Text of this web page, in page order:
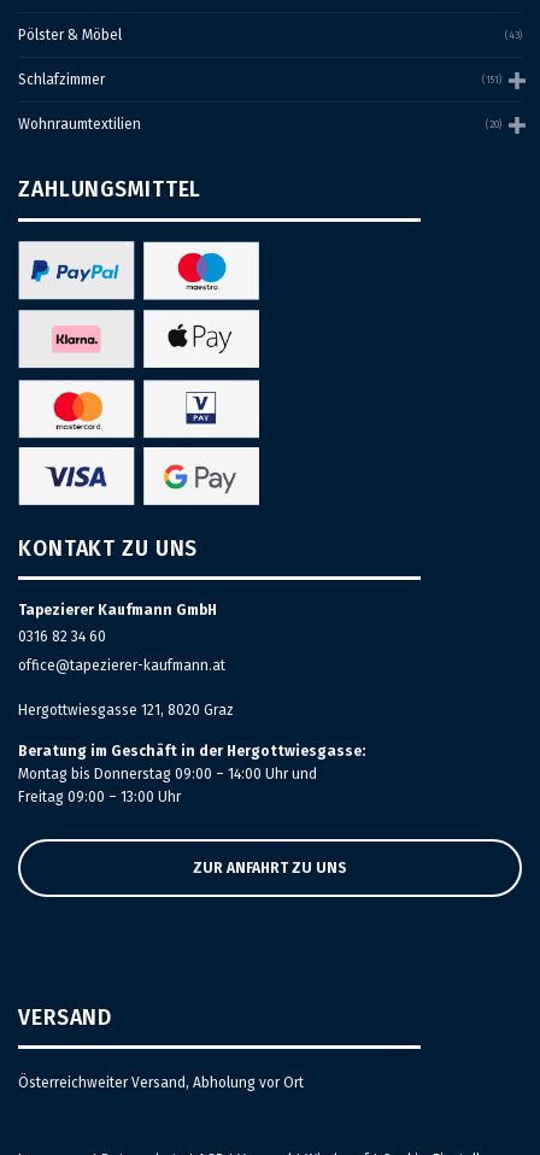
Pölster & Möbel (43)
Schlafzimmer (151)
Wohnraumtextilien (20)
ZAHLUNGSMITTEL
KONTAKT ZU UNS
Tapezierer Kaufmann GmbH
0316 82 34 60
office@tapezierer-kaufmann.at
Hergottwiesgasse 121, 8020 Graz
Beratung im Geschäft in der Hergottwiesgasse:
Montag bis Donnerstag 09:00 – 14:00 Uhr und
Freitag 09:00 – 13:00 Uhr
ZUR ANFAHRT ZU UNS
VERSAND
Österreichweiter Versand, Abholung vor Ort